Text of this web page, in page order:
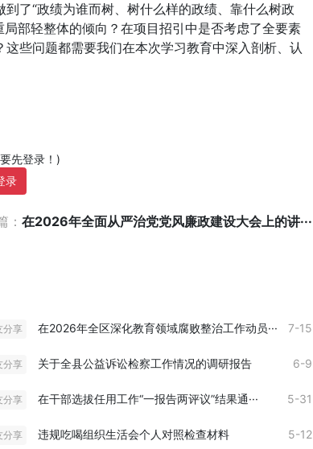
了“政绩为谁而树、树什么样的政绩、靠什么树政
局部轻整体的倾向？在项目招引中是否考虑了全要素
些问题都需要我们在本次学习教育中深入剖析、认
先登录！)
录
： 在2026年全面从严治党党风廉政建设大会上的讲···
分享 在2026年全区深化教育领域腐败整治工作动员··· 7-15
分享 关于全县公益诉讼检察工作情况的调研报告 6-9
分享 在干部选拔任用工作“一报告两评议”结果通··· 5-31
分享 违规吃喝组织生活会个人对照检查材料 5-12